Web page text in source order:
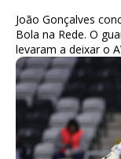
João Gonçalves
Bola na Rede. O
levaram a deixar o